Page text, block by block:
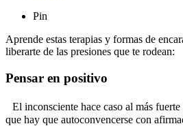
Pin
Aprende estas terapias y formas de
liberarte de las presiones que te rodean:
Pensar en positivo
El inconsciente hace caso al más
que hay que autoconvencerse con